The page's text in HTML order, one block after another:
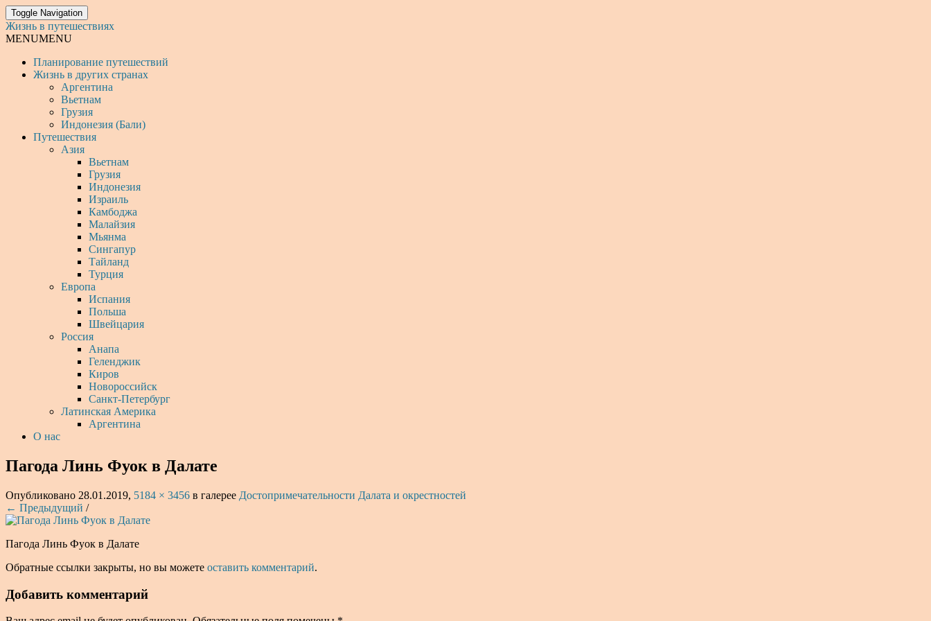
Toggle Navigation
Жизнь в путешествиях
MENUMENU
Планирование путешествий
Жизнь в других странах
Аргентина
Вьетнам
Грузия
Индонезия (Бали)
Путешествия
Азия
Вьетнам
Грузия
Индонезия
Израиль
Камбоджа
Малайзия
Мьянма
Сингапур
Тайланд
Турция
Европа
Испания
Польша
Швейцария
Россия
Анапа
Геленджик
Киров
Новороссийск
Санкт-Петербург
Латинская Америка
Аргентина
О нас
Пагода Линь Фуок в Далате
Опубликовано 28.01.2019, 5184 × 3456 в галерее Достопримечательности Далата и окрестностей
← Предыдущий /
Пагода Линь Фуок в Далате
Обратные ссылки закрыты, но вы можете оставить комментарий.
Добавить комментарий